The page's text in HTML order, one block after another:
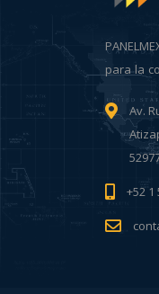
para la
Av.
+52 1